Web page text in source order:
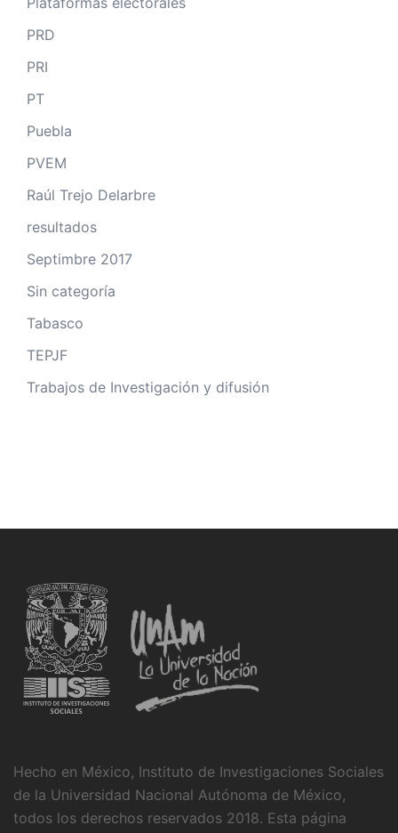
PRD
PRI
PT
Puebla
PVEM
Raúl Trejo Delarbre
resultados
Septimbre 2017
Sin categoría
Tabasco
TEPJF
Trabajos de Investigación y difusión
Hecho en México, Instituto de Investigaciones Sociales
de la Universidad Nacional Autónoma de México,
todos los derechos reservados 2018. Esta página